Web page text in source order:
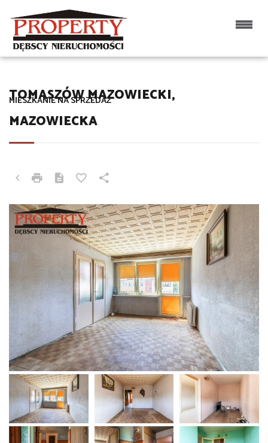
TOMASZÓW MAZOWIECKI,
MAZOWIECKA
MIESZKANIE NA SPRZEDAŻ